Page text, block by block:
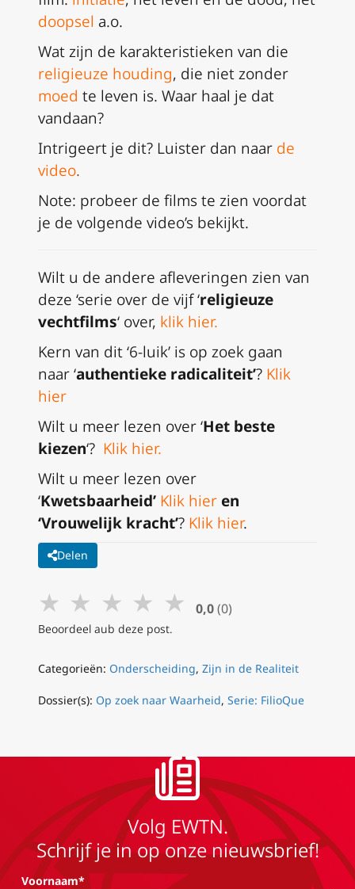
doopsel a.o.
Wat zijn de karakteristieken van die
religieuze houding, die niet zonder
moed te leven is. Waar haal je dat
vandaan?
Intrigeert je dit? Luister dan naar de
video.
Note: probeer de films te zien voordat
je de volgende video’s bekijkt.
Wilt u de andere afleveringen zien van
deze ‘serie over de vijf ‘religieuze
vechtfilms‘ over, klik hier.
Kern van dit ‘6-luik’ is op zoek gaan
naar ‘authentieke radicaliteit’? Klik
hier
Wilt u meer lezen over ‘Het beste
kiezen‘? Klik hier.
Wilt u meer lezen over
‘Kwetsbaarheid’ Klik hier en
‘Vrouwelijk kracht’? Klik hier.
Delen
★ ★ ★ ★ ★ 0,0 (0)
Beoordeel aub deze post.
Categorieën: Onderscheiding, Zijn in de Realiteit
Dossier(s): Op zoek naar Waarheid, Serie: FilioQue
Volg EWTN.
Schrijf je in op onze nieuwsbrief!
Voornaam*